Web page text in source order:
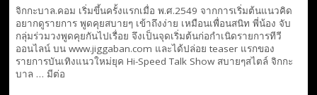
จิกกะบาล.คอม เริ่มขึ้นครั้งแรกเมื่อ พ.ศ.2549 จากการเริ่มต้นแนวคิด
อยากดูรายการ พูดคุยสบายๆ เข้าถึงง่าย เหมือนเพื่อนสนิท พี่น้อง จับ
กลุ่มร่วมวงพูดคุยกันไปเรื่อย จึงเป็นจุดเริ่มต้นก่อกำเนิดรายการทีวี
ออนไลน์ บน www.jiggaban.com และได้ปล่อย teaser แรกของ
รายการบันเทิงแนวใหม่ยุค Hi-Speed Talk Show สบายๆสไตล์ จิกกะ
บาล … มีต่อ